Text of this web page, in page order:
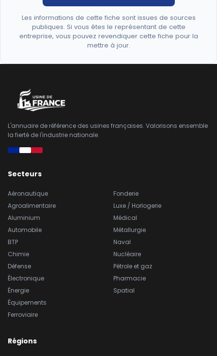
Les informations de cette fiche sont issues de sources
publiques. Si vous êtes le représentant de cette
entreprise, vous pouvez revendiquer cette fiche pour la
mettre à jour.
L'annuaire de référence des usines françaises. Valorisons ensemble
la fierté de l'industrie nationale.
Secteurs
Aéronautique
Agroalimentaire
Aluminium
Automobile
BTP
Chimie
Défense
Électronique
Énergie
Équipements
Ferroviaire
Fonderie
Luxe / Horlogerie
Médical
Métallurgie
Naval
Nucléaire
Pétrole et gaz
Pharmacie
Spatial
Régions